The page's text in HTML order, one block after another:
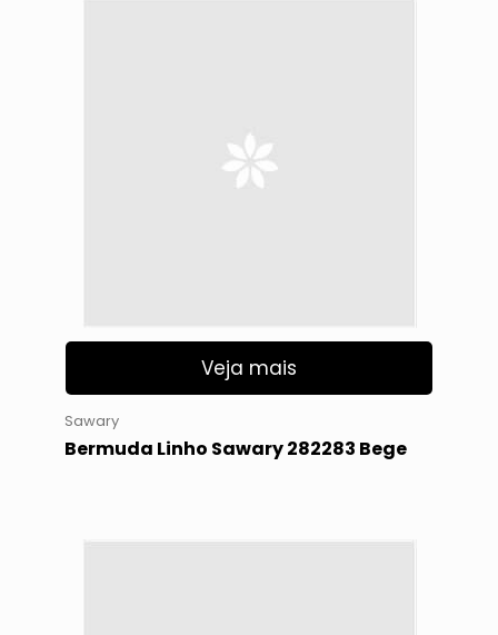
Veja mais
Sawary
Bermuda Linho Sawary 282283 Bege